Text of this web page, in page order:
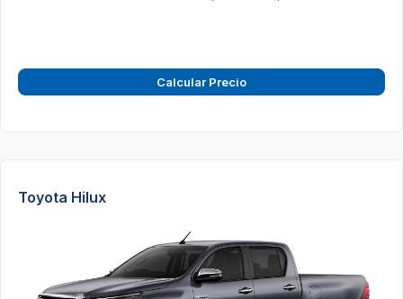
Calcular Precio
Toyota Hilux